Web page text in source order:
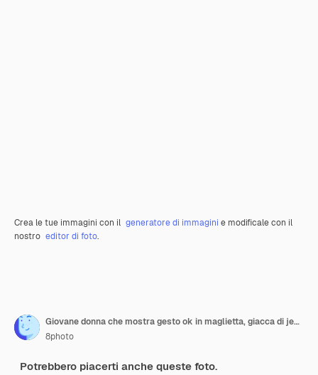
Crea le tue immagini con il generatore di immagini e modificale con il
nostro editor di foto.
Giovane donna che mostra gesto ok in maglietta, giacca di jeans, gonna e sembra felice
8photo
Potrebbero piacerti anche queste foto.